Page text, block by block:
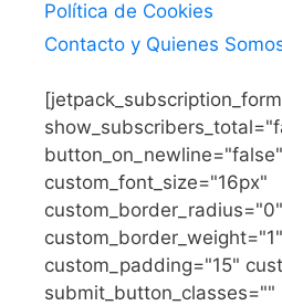
Política de Cookies
Contacto y Quienes
[jetpack_subscription_form
button_on_newline="false"
custom_font_size="16px"
custom_border_radius="0"
custom_border_weight="1"
custom_padding="15"
submit_button_classes=""